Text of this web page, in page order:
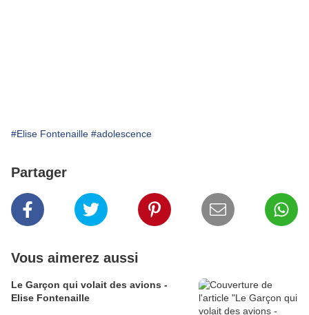
#Elise Fontenaille #adolescence
Partager
Vous aimerez aussi
Le Garçon qui volait des avions -
Elise Fontenaille